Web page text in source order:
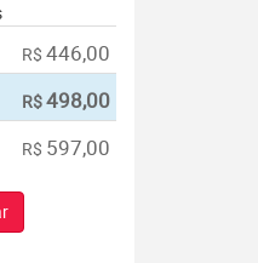
R$ 446,00
R$498,00
R$ 597,00